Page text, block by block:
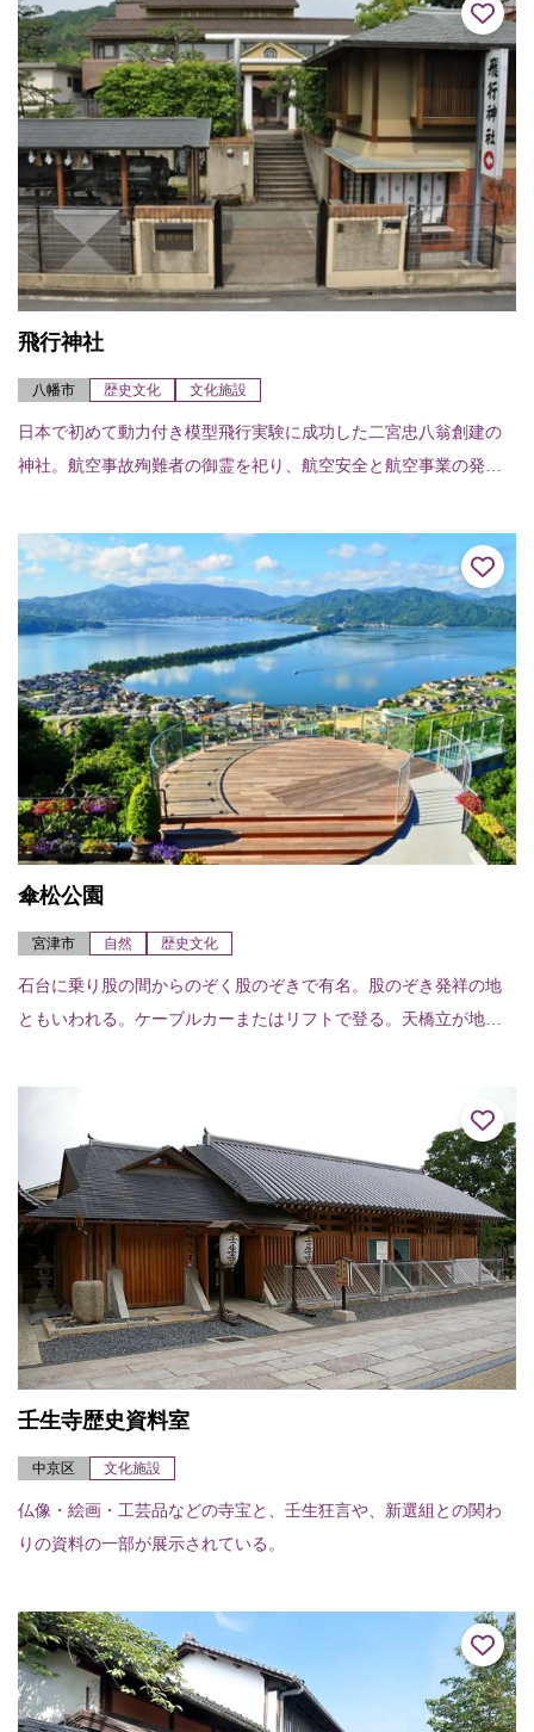
飛行神社
八幡市 歴史文化 文化施設
日本で初めて動力付き模型飛行実験に成功した二宮忠八翁創建の
神社。航空事故殉難者の御霊を祀り、航空安全と航空事業の発展
賞できる資料館が併設...
傘松公園
宮津市 自然 歴史文化
石台に乗り股の間からのぞく股のぞきで有名。股のぞき発祥の地
ともいわれる。ケーブルカーまたはリフトで登る。天橋立が地上
とも神秘的で、天橋立...
壬生寺歴史資料室
中京区 文化施設
仏像・絵画・工芸品などの寺宝と、壬生狂言や、新選組との関わ
りの資料の一部が展示されている。